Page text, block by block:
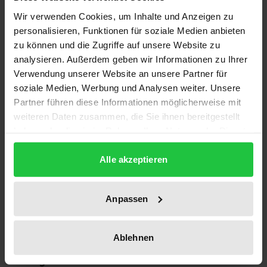
Wir verwenden Cookies, um Inhalte und Anzeigen zu
personalisieren, Funktionen für soziale Medien anbieten
zu können und die Zugriffe auf unsere Website zu
analysieren. Außerdem geben wir Informationen zu Ihrer
Verwendung unserer Website an unsere Partner für
soziale Medien, Werbung und Analysen weiter. Unsere
Partner führen diese Informationen möglicherweise mit
weiteren Daten zusammen, die Sie ihnen bereitgestellt
gesammelt haben.
Alle akzeptieren
Anpassen
Ablehnen
1
ISBN
978-3-7890-0326-4
Untertitel
Ein kurzgefaßter Überblick
01.01.1978
Verlag